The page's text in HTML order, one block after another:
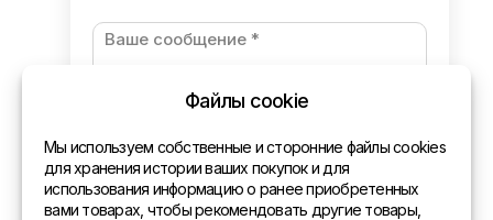
Оплата и доставка
Политика конфиденциальности
Контакты
Общая информация
Файлы cookie
Мы используем собственные и сторонние файлы cookies
для хранения истории ваших покупок и для
использования информацию о ранее приобретенных
вами товарах, чтобы рекомендовать другие товары,